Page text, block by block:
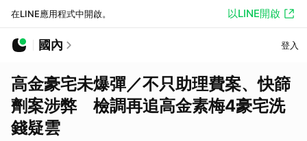
在LINE應用程式中開啟。 以LINE開啟
國內 登入
高金豪宅未爆彈／不只助理費案、快篩
劑案涉弊 檢調再追高金素梅4豪宅洗
錢疑雲